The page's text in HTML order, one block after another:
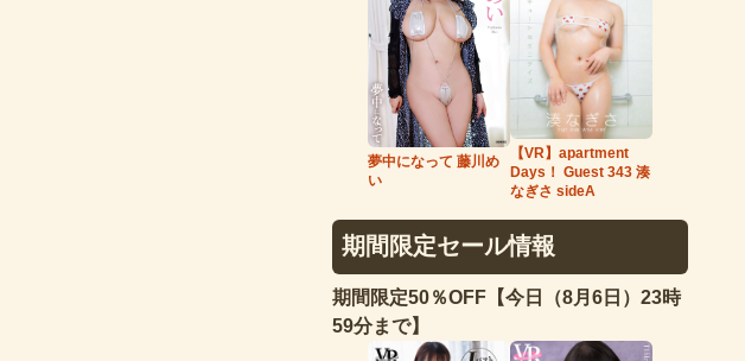
夢中になって 藤川め
い
【VR】apartment
Days！ Guest 343 湊
なぎさ sideA
期間限定セール情報
期間限定50％OFF【今日（8月6日）23時
59分まで】